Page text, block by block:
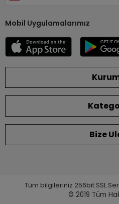
Mobil Uygulamalarımız
Bize
Tüm bilgileriniz 256bit SSL
© 2019 Tüm